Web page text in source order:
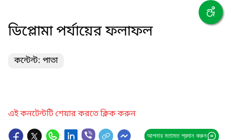
ডিপ্লোমা পর্যায়ের ফলাফল
কন্টেন্ট: পাতা
এই কনটেন্টটি শেয়ার করতে ক্লিক করুন
আপনার মতামত প্রদান করুন